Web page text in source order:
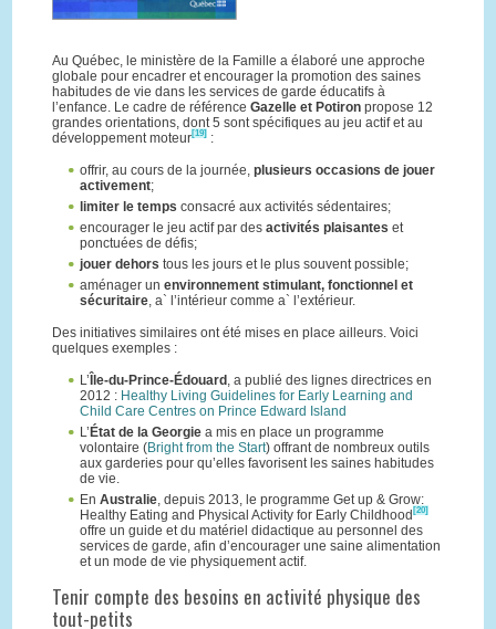
Au Québec, le ministère de la Famille a élaboré une approche
globale pour encadrer et encourager la promotion des saines
habitudes de vie dans les services de garde éducatifs à
l’enfance. Le cadre de référence Gazelle et Potironpropose 12
grandes orientations, dont 5 sont spécifiques au jeu actif et au
développement moteur[19] :
offrir, au cours de la journée, plusieurs occasions de jouer
activement;
limiter le temps consacré aux activités sédentaires;
encourager le jeu actif par des activités plaisantes et
ponctuées de défis;
jouer dehors tous les jours et le plus souvent possible;
aménager un environnement stimulant, fonctionnel et
sécuritaire, a` l’intérieur comme a` l’extérieur.
Des initiatives similaires ont été mises en place ailleurs. Voici
quelques exemples :
L’ Île-du-Prince-Édouard , a publié des lignes directrices en
2012 : Healthy Living Guidelines for Early Learning and
Child Care Centres on Prince Edward Island
L’ État de la Georgiea mis en place un programme
volontaire (Bright from the Start) offrant de nombreux outils
aux garderies pour qu’elles favorisent les saines habitudes
de vie.
En Australie, depuis 2013, le programme Get up & Grow:
Healthy Eating and Physical Activity for Early Childhood [20]
offre un guide et du matériel didactique au personnel des
services de garde, afin d’encourager une saine alimentation
et un mode de vie physiquement actif.
Tenir compte des besoins en activité physique des
tout-petits